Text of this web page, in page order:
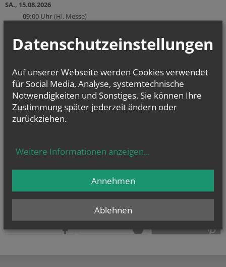
SA., 15.08.2026
09:00 Uhr(Hl. Messe)
11:00 Uhr(Hl. Messe) (Ungarisch)
11:00 Uhr(Hl. Messe) (Ungarisch)
zurück
Datenschutzeinstellungen
Auf unserer Webseite werden Cookies verwendet
für Social Media, Analyse, systemtechnische
Notwendigkeiten und Sonstiges. Sie können Ihre
Zustimmung später jederzeit ändern oder
zurückziehen.
Weitere Informationen anzeigen...
Ablehnen
Annehmen